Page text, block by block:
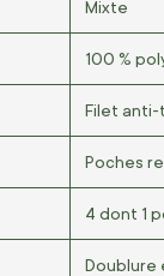
Mixte
100 %
Filet anti-
Poches
4 dont 1
Doublure